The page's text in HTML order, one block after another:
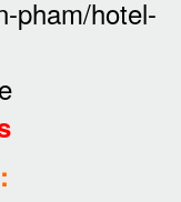
pham/hotel-